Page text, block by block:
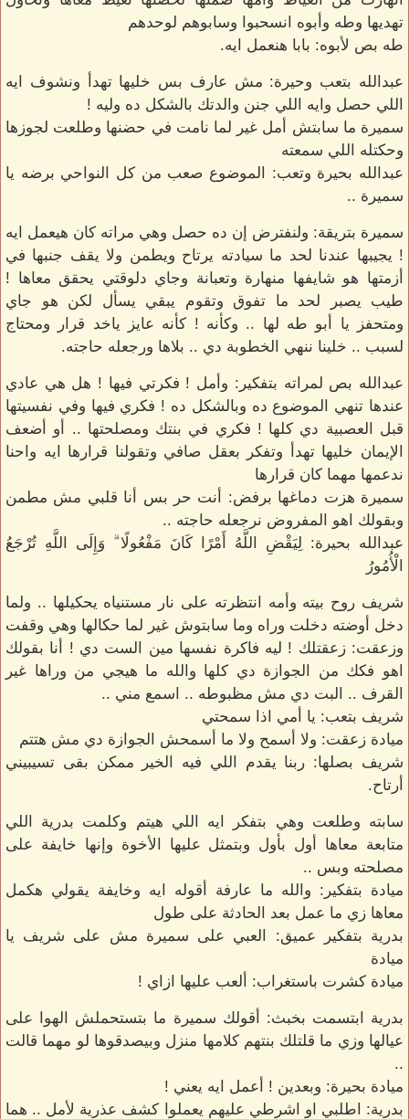
تهديها وطه وأبوه انسحبوا وسابوهم لوحدهم
طه بص لأبوه: بابا هنعمل ايه.
عبدالله بتعب وحيرة: مش عارف بس خليها تهدأ ونشوف ايه
اللي حصل وايه اللي جنن والدتك بالشكل ده وليه !
سميرة ما سابتش أمل غير لما نامت في حضنها وطلعت لجوزها
وحكتله اللي سمعته
عبدالله بحيرة وتعب: الموضوع صعب من كل النواحي برضه يا
سميرة ..
سميرة بتريقة: ولنفترض إن ده حصل وهي مراته كان هيعمل ايه
! يجيبها عندنا لحد ما سيادته يرتاح ويطمن ولا يقف جنبها في
أزمتها هو شايفها منهارة وتعبانة وجاي دلوقتي يحقق معاها !
طيب يصبر لحد ما تفوق وتقوم يبقي يسأل لكن هو جاي
ومتحفز يا أبو طه لها .. وكأنه ! كأنه عايز ياخد قرار ومحتاج
لسبب .. خلينا ننهي الخطوبة دي .. بلاها ورجعله حاجته.
عبدالله بص لمراته بتفكير: وأمل ! فكرتي فيها ! هل هي عادي
عندها تنهي الموضوع ده وبالشكل ده ! فكري فيها وفي نفسيتها
قبل العصبية دي كلها ! فكري في بنتك ومصلحتها .. أو أضعف
الإيمان خليها تهدأ وتفكر بعقل صافي وتقولنا قرارها ايه واحنا
ندعمها مهما كان قرارها
سميرة هزت دماغها برفض: أنت حر بس أنا قلبي مش مطمن
وبقولك اهو المفروض نرجعله حاجته ..
عبدالله بحيرة: لِيَقْضِ اللَّهُ أَمْرًا كَانَ مَفْعُولًا ۗ وَإِلَى اللَّهِ تُرْجَعُ
الْأُمُورُ
شريف روح بيته وأمه انتظرته على نار مستنياه يحكيلها .. ولما
دخل أوضته دخلت وراه وما سابتوش غير لما حكالها وهي وقفت
وزعقت: زعقتلك ! ليه فاكرة نفسها مين الست دي ! أنا بقولك
اهو فكك من الجوازة دي كلها والله ما هيجي من وراها غير
القرف .. البت دي مش مظبوطه .. اسمع مني ..
شريف بتعب: يا أمي اذا سمحتي
ميادة زعقت: ولا أسمح ولا ما أسمحش الجوازة دي مش هتتم
شريف بصلها: ربنا يقدم اللي فيه الخير ممكن بقى تسيبيني
أرتاح.
سابته وطلعت وهي بتفكر ايه اللي هيتم وكلمت بدرية اللي
متابعة معاها أول بأول وبتمثل عليها الأخوة وإنها خايفة على
مصلحته وبس ..
ميادة بتفكير: والله ما عارفة أقوله ايه وخايفة يقولي هكمل
معاها زي ما عمل بعد الحادثة على طول
بدرية بتفكير عميق: العبي على سميرة مش على شريف يا
ميادة
ميادة كشرت باستغراب: ألعب عليها ازاي !
بدرية ابتسمت بخبث: أقولك سميرة ما بتستحملش الهوا على
عيالها وزي ما قلتلك بنتهم كلامها منزل وبيصدقوها لو مهما قالت
..
ميادة بحيرة: وبعدين ! أعمل ايه يعني !
بدرية: اطلبي او اشرطي عليهم يعملوا كشف عذرية لأمل .. هما